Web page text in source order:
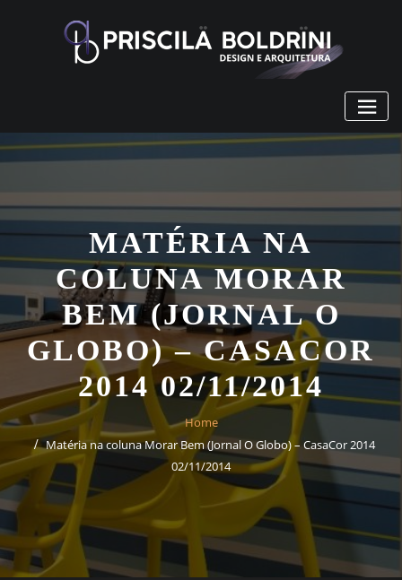
MATÉRIA NA
COLUNA MORAR
BEM (JORNAL O
GLOBO) – CASACOR
2014 02/11/2014
Home
Matéria na coluna Morar Bem (Jornal O Globo) – CasaCor 2014
02/11/2014